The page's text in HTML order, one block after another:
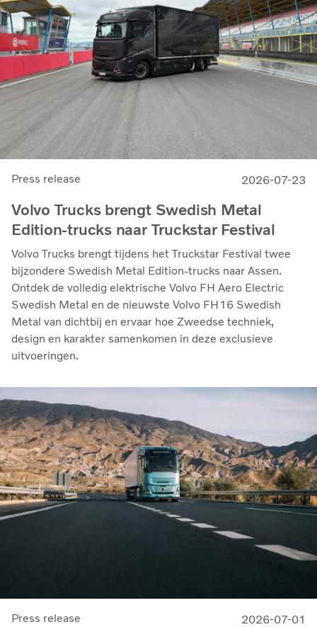
Press release 2026-07-23
Volvo Trucks brengt Swedish Metal
Edition-trucks naar Truckstar Festival
Volvo Trucks brengt tijdens het Truckstar Festival twee
bijzondere Swedish Metal Edition-trucks naar Assen.
Ontdek de volledig elektrische Volvo FH Aero Electric
Swedish Metal en de nieuwste Volvo FH16 Swedish
Metal van dichtbij en ervaar hoe Zweedse techniek,
design en karakter samenkomen in deze exclusieve
uitvoeringen.
Press release 2026-07-01